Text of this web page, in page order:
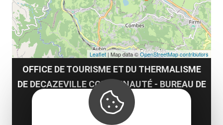
OFFICE DE TOURISME ET DU THERMALISME
DE DECAZEVILLE COMMUNAUTÉ - BUREAU DE
DECAZEVILLE
Square Jean Ségalat
Leaflet | Map data ©OpenStreetMap contributors